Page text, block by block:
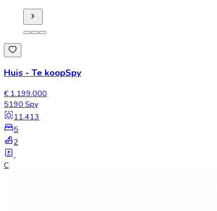
Huis - Te koopSpy
€ 1.199.000
5190 Spy
11.413
5
2
C